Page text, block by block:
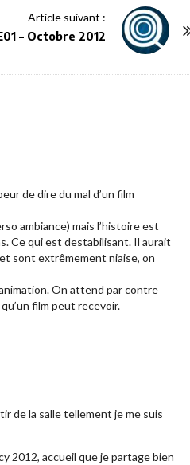
Article suivant :
– Octobre 2012
de dire du mal d’un film
ambiance) mais l’histoire est
Ce qui est destabilisant. Il aurait
sont extrêmement niaise, on
On attend par contre
film peut recevoir.
de la salle tellement je me suis
2012, accueil que je partage bien